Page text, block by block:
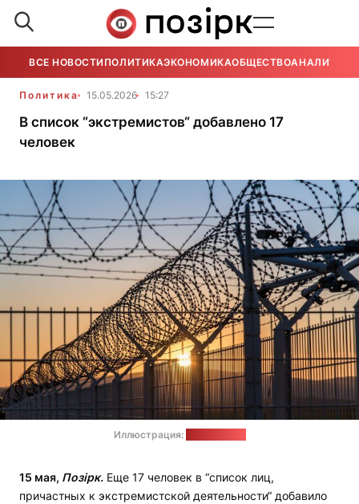
ВСЕ НОВОСТИ ПОЛИТИКАЭКОНОМИКАОБЩЕСТВОАНАЛИТИКА
Политика 15.05.2026 15:27
В список “экстремистов“ добавлено 17
человек
Иллюстрация:
15 мая, Позірк. Еще 17 человек в “список лиц,
причастных к экстремистской деятельности“ добавило